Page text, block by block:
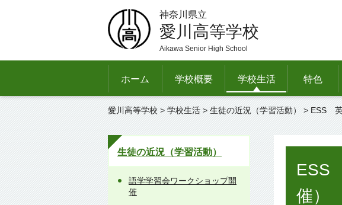
神奈川県立
愛川高等学校
Aikawa Senior High School
ホーム 学校概要 学校生活 特色
愛川高等学校 > 学校生活 > 生徒の近況（学習活動）
> ESS 英
生徒の近況（学習活動）
語学学習会ワークショップ開
催
ESS
催）